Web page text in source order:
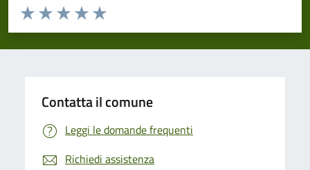
Domanda
Valuta da 1 a 5 stelle la pagina
Valuta 5 stelle su 5
Valuta 4 stelle su 5
Valuta 3 stelle su 5
Valuta 2 stelle su 5
Valuta 1 stelle su 5
Contatta il comune
Leggi le domande frequenti
Richiedi assistenza